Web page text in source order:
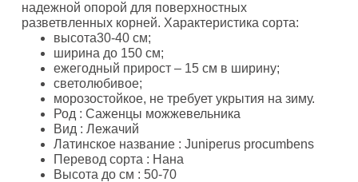
надежной опорой для поверхностных
разветвленных корней. Характеристика сорта:
высота30-40 см;
ширина до 150 см;
ежегодный прирост – 15 см в ширину;
светолюбивое;
морозостойкое, не требует укрытия на зиму.
Род : Саженцы можжевельника
Вид : Лежачий
Латинское название : Juniperus procumbens
Перевод сорта : Нана
Высота до см : 50-70